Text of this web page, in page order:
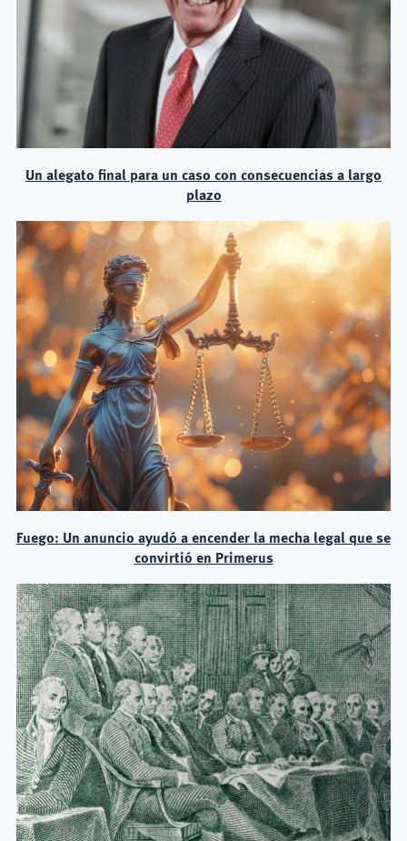
Un alegato final para un caso con consecuencias a largo
plazo
Fuego: Un anuncio ayudó a encender la mecha legal que se
convirtió en Primerus